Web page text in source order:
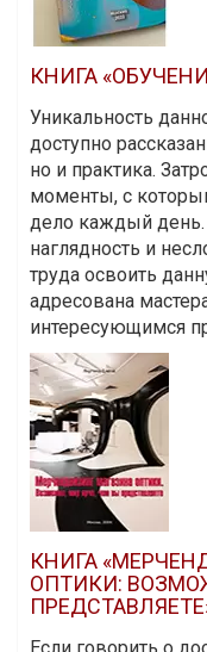
КНИГА
Уникальность
доступно
но и практика.
моменты, с
дело каждый день.
наглядность и
труда освоить
адресована
интересующимся
КНИГА
ОПТИКИ: